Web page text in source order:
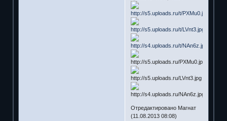
Отредактировано Магнат
(11.08.2013 08:08)